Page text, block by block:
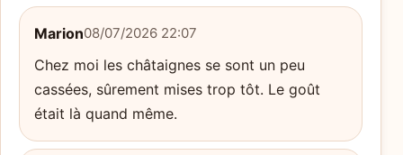
Marion08/07/2026 22:07
Chez moi les châtaignes se sont un peu
cassées, sûrement mises trop tôt. Le goût
était là quand même.